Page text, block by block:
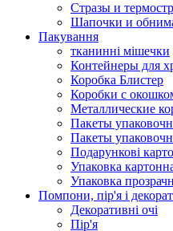
Стразы и
Шапочки и
Пакування
тканинні мішечки
Контейнеры для
Коробка Блистер
Коробки с
Металлические
Пакеты
Пакеты
Подарункові
Упаковка
Упаковка
Помпони, пір'я і
Декоративні очі
Пір'я